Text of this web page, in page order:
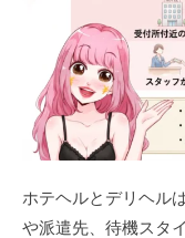
ホテヘルとデリヘル
や派遣先、待機スタ